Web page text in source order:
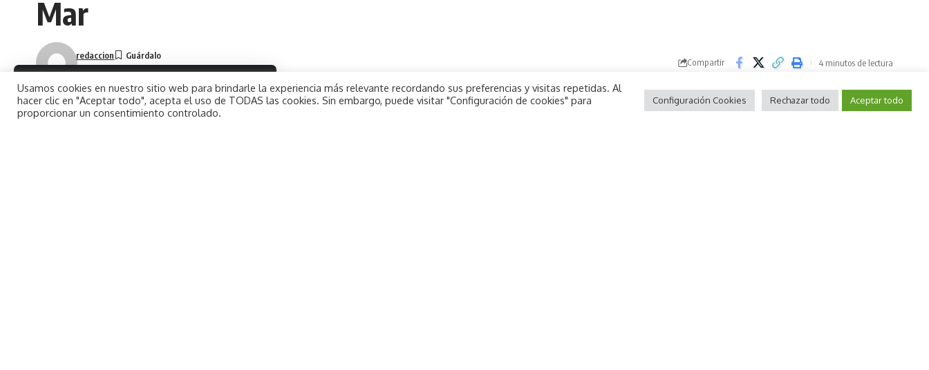
By using this site, you agree to the
Privacy Policy andTerms of Use.
Aceptar
Mar
Última actualización 21 mayo, 2016 2:13 pm
redaccion
Compartir 4 minutos de lectura
Usamos cookies en nuestro sitio web para brindarle la experiencia más relevante recordando sus preferencias y visitas repetidas. Al
hacer clic en "Aceptar todo", acepta el uso de TODAS las cookies. Sin embargo, puede visitar "Configuración de cookies" para
proporcionar un consentimiento controlado.
Configuración Cookies Rechazar todo Aceptar todo